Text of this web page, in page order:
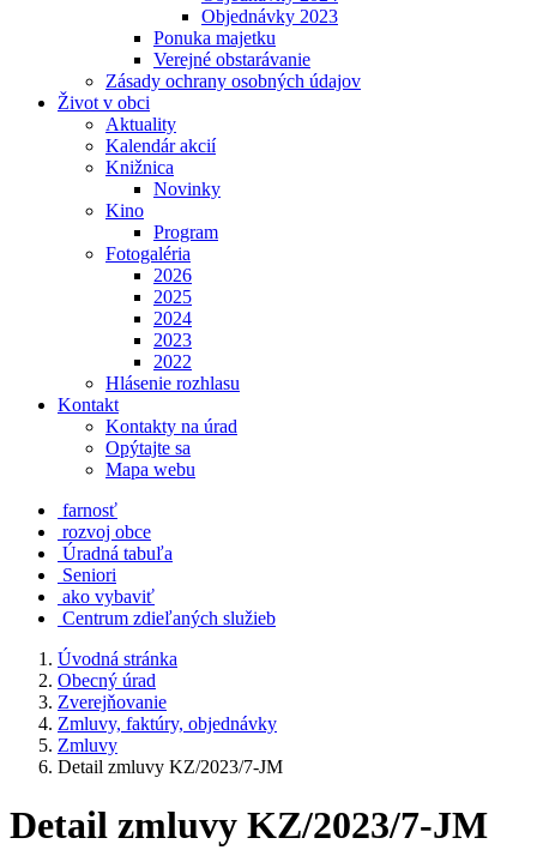
Objednávky 2023
Ponuka majetku
Verejné obstarávanie
Zásady ochrany osobných údajov
Život v obci
Aktuality
Kalendár akcií
Knižnica
Novinky
Kino
Program
Fotogaléria
2026
2025
2024
2023
2022
Hlásenie rozhlasu
Kontakt
Kontakty na úrad
Opýtajte sa
Mapa webu
farnosť
rozvoj obce
Úradná tabuľa
Seniori
ako vybaviť
Centrum zdieľaných služieb
Úvodná stránka
Obecný úrad
Zverejňovanie
Zmluvy, faktúry, objednávky
Zmluvy
Detail zmluvy KZ/2023/7-JM
Detail zmluvy KZ/2023/7-JM